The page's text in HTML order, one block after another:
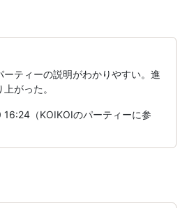
ーティーの説明がわかりやすい。進
がった。
（KOIKOIのパーティーに参